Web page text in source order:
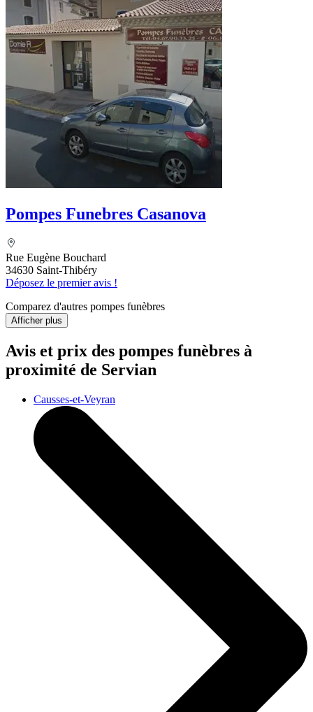
Pompes Funebres Casanova
Rue Eugène Bouchard
34630 Saint-Thibéry
Déposez le premier avis !
Comparez d'autres pompes funèbres
Afficher plus
Avis et prix des pompes funèbres à
proximité de Servian
Causses-et-Veyran